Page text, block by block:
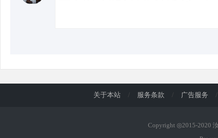
关于本站 / 服务条款 / 广告服务 /
Copyright ◎2015-2020